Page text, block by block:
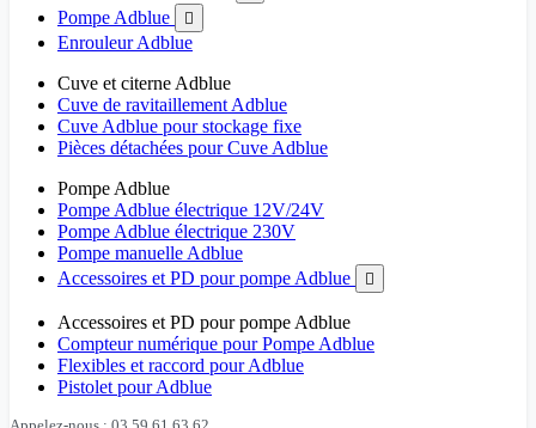
Pompe Adblue 
Enrouleur Adblue
Cuve et citerne Adblue
Cuve de ravitaillement Adblue
Cuve Adblue pour stockage fixe
Pièces détachées pour Cuve Adblue
Pompe Adblue
Pompe Adblue électrique 12V/24V
Pompe Adblue électrique 230V
Pompe manuelle Adblue
Accessoires et PD pour pompe Adblue

Accessoires et PD pour pompe Adblue
Compteur numérique pour Pompe Adblue
Flexibles et raccord pour Adblue
Pistolet pour Adblue